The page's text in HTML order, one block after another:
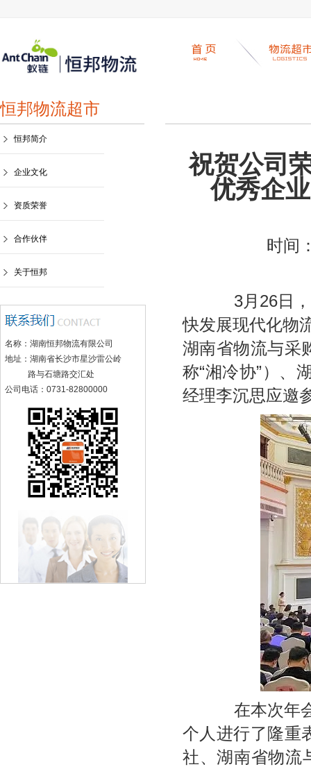
恒邦物流超市
恒邦简介
企业文化
资质荣誉
合作伙伴
关于恒邦
名称：湖南恒邦物流有限公司
地址：湖南省长沙市星沙雷公岭
路与石塘路交汇处
公司电话：0731-82800000
祝贺公司
优秀企
时间
3月26日，
快发展现代化物
湖南省物流与采
称“湘冷协”）、
经理李沉思应邀
在本次年会
个人进行了隆重
社、湖南省物流